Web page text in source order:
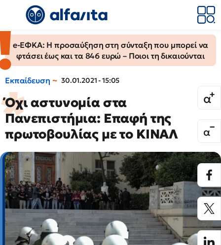
e-ΕΦΚΑ: Η προσαύξηση στη σύνταξη που μπορεί να
φτάσει έως και τα 846 ευρώ – Ποιοι τη δικαιούνται
Εκπαίδευση 30.01.2021 - 15:05
Όχι αστυνομία στα
Πανεπιστήμια: Επαφή της
πρωτοβουλίας με το ΚΙΝΑΛ